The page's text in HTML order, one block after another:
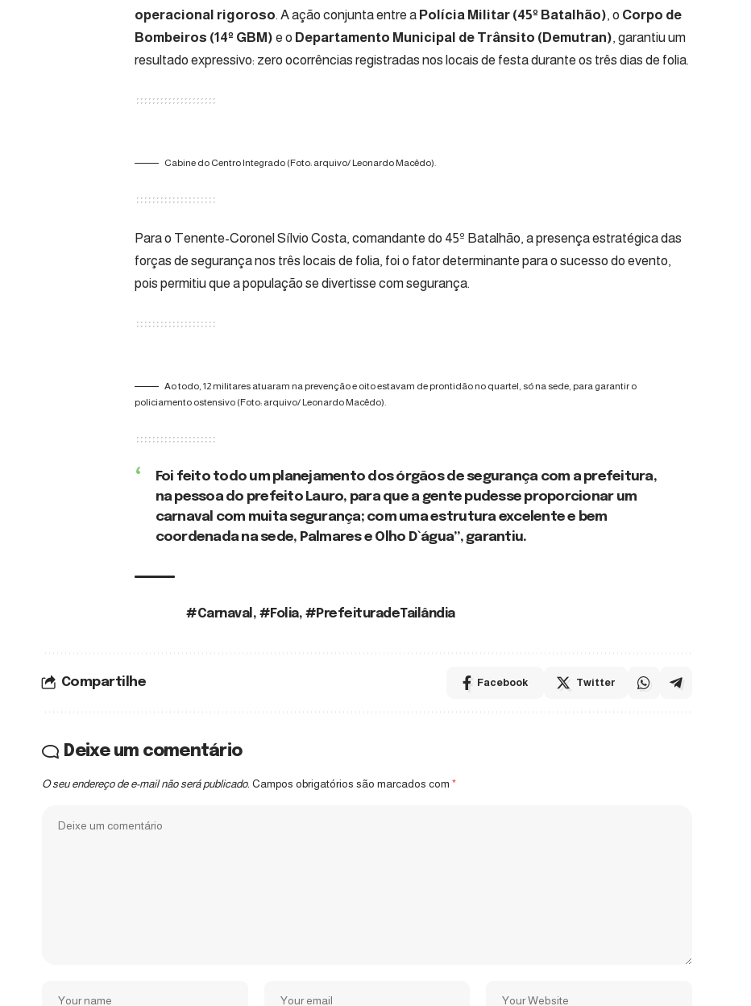
operacional rigoroso. A ação conjunta entre a Polícia Militar (45º Batalhão), o Corpo de
Bombeiros (14º GBM) e o Departamento Municipal de Trânsito (Demutran), garantiu um
resultado expressivo: zero ocorrências registradas nos locais de festa durante os três dias de folia.
Cabine do Centro Integrado (Foto: arquivo/ Leonardo Macêdo).
Para o Tenente-Coronel Sílvio Costa, comandante do 45º Batalhão, a presença estratégica das
forças de segurança nos três locais de folia, foi o fator determinante para o sucesso do evento,
pois permitiu que a população se divertisse com segurança.
Ao todo, 12 militares atuaram na prevenção e oito estavam de prontidão no quartel, só na sede, para garantir o
policiamento ostensivo (Foto: arquivo/ Leonardo Macêdo).
Foi feito todo um planejamento dos órgãos de segurança com a prefeitura,
na pessoa do prefeito Lauro, para que a gente pudesse proporcionar um
carnaval com muita segurança; com uma estrutura excelente e bem
coordenada na sede, Palmares e Olho D`água”, garantiu.
#Carnaval , #Folia, #PrefeituradeTailândia
Compartilhe Facebook Twitter
Deixe um comentário
O seu endereço de e-mail não será publicado. Campos obrigatórios são marcados com *